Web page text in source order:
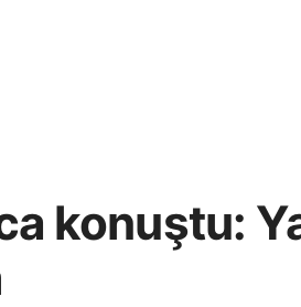
konuştu: